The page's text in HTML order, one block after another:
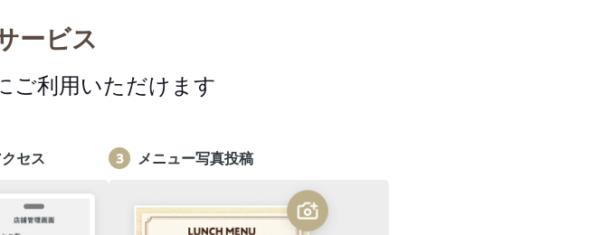
ービス
ご利用いただけます
セス メニュー写真投稿